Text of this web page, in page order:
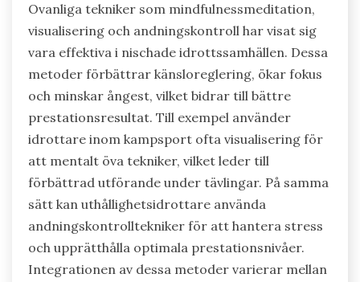
Ovanliga tekniker som mindfulnessmeditation,
visualisering och andningskontroll har visat sig
vara effektiva i nischade idrottssamhällen. Dessa
metoder förbättrar känsloreglering, ökar fokus
och minskar ångest, vilket bidrar till bättre
prestationsresultat. Till exempel använder
idrottare inom kampsport ofta visualisering för
att mentalt öva tekniker, vilket leder till
förbättrad utförande under tävlingar. På samma
sätt kan uthållighetsidrottare använda
andningskontrolltekniker för att hantera stress
och upprätthålla optimala prestationsnivåer.
Integrationen av dessa metoder varierar mellan